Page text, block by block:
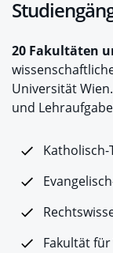
20 Fakultäten
Universität
und
Fakultät